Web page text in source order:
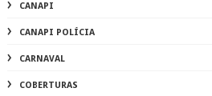
CANAPI
CANAPI POLÍCIA
CARNAVAL
COBERTURAS